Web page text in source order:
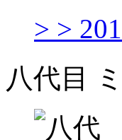
> >
八代目